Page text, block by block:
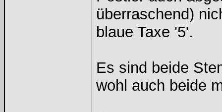
überraschend)
blaue Taxe '5'.
Es sind beide
wohl auch beide